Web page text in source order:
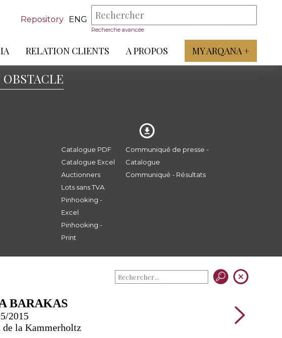
Repository ENG
Recherche avancée
RELATION CLIENTS A PROPOS MY ARQANA +
Catalogue PDF
Catalogue Excel
Auctionners
Lots sans TVA
Pinhooking -
Excel
Pinhooking -
Print
Communiqué de presse -
Catalogue
Communiqué - Résultats
BARAKAS
2015
de la Kammerholtz